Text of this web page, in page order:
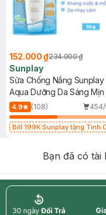
152.000 ₫234.000 ₫
Sunplay
Sữa Chống Nắng Sunplay
Aqua Dưỡng Da Sáng Mịn
4.9 (108)
Bill 199K Sunplay tặng Tinh
Bạn đã có tài